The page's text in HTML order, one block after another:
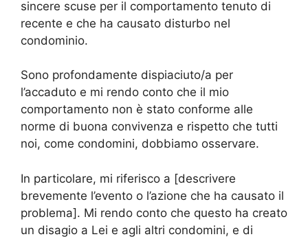
sincere scuse per il comportamento tenuto di
recente e che ha causato disturbo nel
condominio.
Sono profondamente dispiaciuto/a per
l’accaduto e mi rendo conto che il mio
comportamento non è stato conforme alle
norme di buona convivenza e rispetto che tutti
noi, come condomini, dobbiamo osservare.
In particolare, mi riferisco a [descrivere
brevemente l’evento o l’azione che ha causato il
problema]. Mi rendo conto che questo ha creato
un disagio a Lei e agli altri condomini, e di